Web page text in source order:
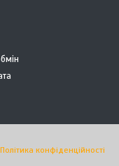
Політика конфіденційності